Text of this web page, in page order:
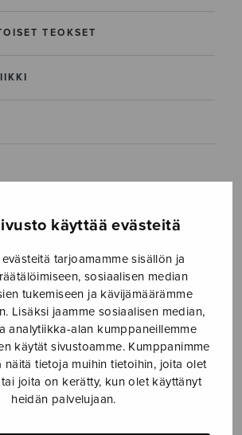
käyttää evästeitä
tarjoamamme sisällön ja
sosiaalisen median
tukemiseen ja kävijämäärämme
Lisäksi jaamme sosiaalisen median,
analytiikka-alan kumppaneillemme
käytät sivustoamme. Kumppanimme
näitä tietoja muihin tietoihin, joita olet
joita on kerätty, kun olet käyttänyt
heidän palvelujaan.
TEOKSET
JA OPPAAT